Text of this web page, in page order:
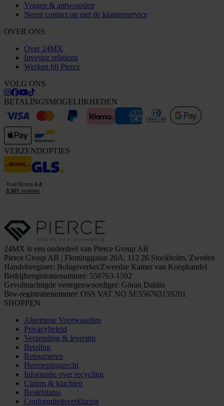
Vragen & antwoorden
Neem contact op met de klantenservice
OVER ONS
Over 24MX
Investor relations
Werken bij Pierce
VOLG ONS
BETALINGSMOGELIJKHEDEN
VERZENDOPTIES
24MX is een onderdeel van Pierce Group AB
Pierce Group AB | Fleminggatan 20A, 112 26 Stockholm, Zweden
Handelsregister: Bolagsverket/Zweedse Kamer van Koophandel
Bedrijfsregistratienummer: 556763-1592
Gevolmachtigde vertegenwoordiger: Göran Dahlin
Btw-registratienummer: OSS VAT NO SE556763159201
SHOPPEN
Algemene Voorwaarden
Privacybeleid
Verzending & levering
Betaling
Retourneren
Herroepingsrecht
Informatie over recycling
Claims & klachten
Bestelstatus
Conformiteitsverklaring